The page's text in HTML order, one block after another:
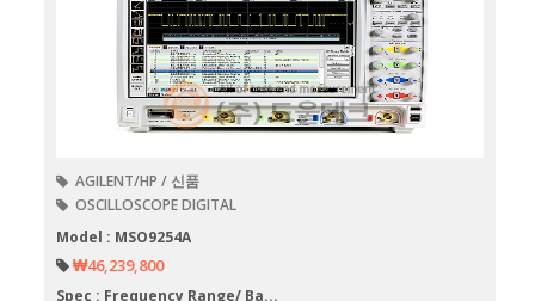
AGILENT/HP / 신품
OSCILLOSCOPE DIGITAL
Model : MSO9254A
₩46,239,800
Spec : Frequency Range/ Ba...